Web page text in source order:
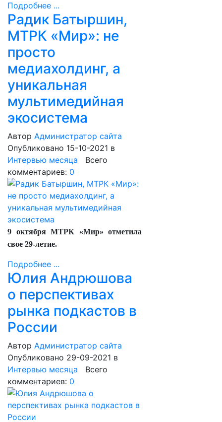
Подробнее ...
Радик Батыршин,
МТРК «Мир»: не
просто
медиахолдинг, а
уникальная
мультимедийная
экосистема
Автор Администратор сайта
Опубликовано 15-10-2021 в
Интервью месяца Всего
комментариев: 0
9 октября МТРК «Мир» отметила
свое 29-летие.
Подробнее ...
Юлия Андрюшова
о перспективах
рынка подкастов в
России
Автор Администратор сайта
Опубликовано 29-09-2021 в
Интервью месяца Всего
комментариев: 0